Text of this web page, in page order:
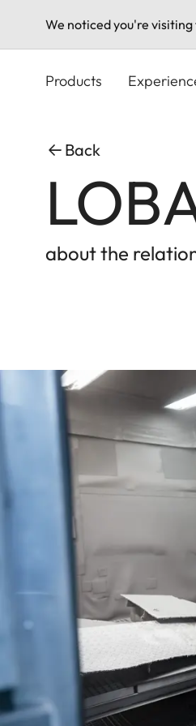
We noticed you're
Products
Back
about the